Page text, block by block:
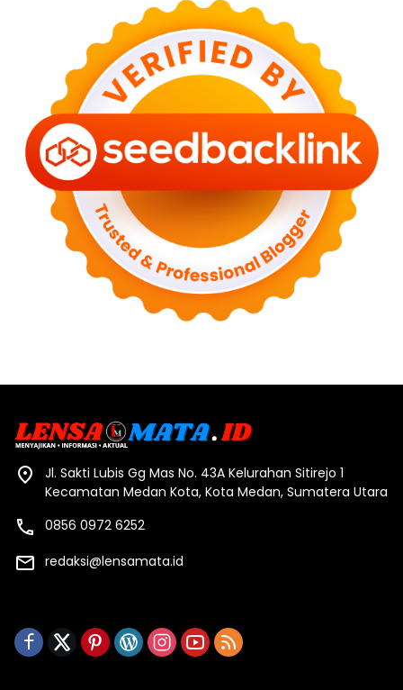
Jl. Sakti Lubis Gg Mas No. 43A Kelurahan Sitirejo 1
Kecamatan Medan Kota, Kota Medan, Sumatera Utara
0856 0972 6252
redaksi@lensamata.id